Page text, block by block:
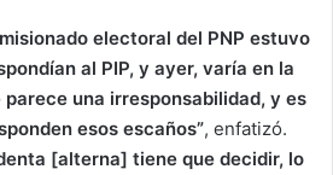
electoral del PNP estuvo
al PIP, y ayer, varía en la
una irresponsabilidad, y es
esos escaños”, enfatizó.
[alterna] tiene que decidir, lo